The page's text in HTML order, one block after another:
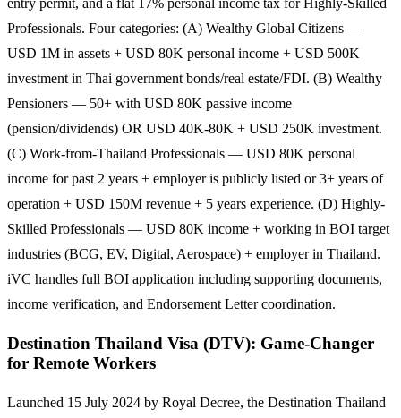
entry permit, and a flat 17% personal income tax for Highly-Skilled
Professionals. Four categories: (A) Wealthy Global Citizens —
USD 1M in assets + USD 80K personal income + USD 500K
investment in Thai government bonds/real estate/FDI. (B) Wealthy
Pensioners — 50+ with USD 80K passive income
(pension/dividends) OR USD 40K-80K + USD 250K investment.
(C) Work-from-Thailand Professionals — USD 80K personal
income for past 2 years + employer is publicly listed or 3+ years of
operation + USD 150M revenue + 5 years experience. (D) Highly-
Skilled Professionals — USD 80K income + working in BOI target
industries (BCG, EV, Digital, Aerospace) + employer in Thailand.
iVC handles full BOI application including supporting documents,
income verification, and Endorsement Letter coordination.
Destination Thailand Visa (DTV): Game-Changer
for Remote Workers
Launched 15 July 2024 by Royal Decree, the Destination Thailand